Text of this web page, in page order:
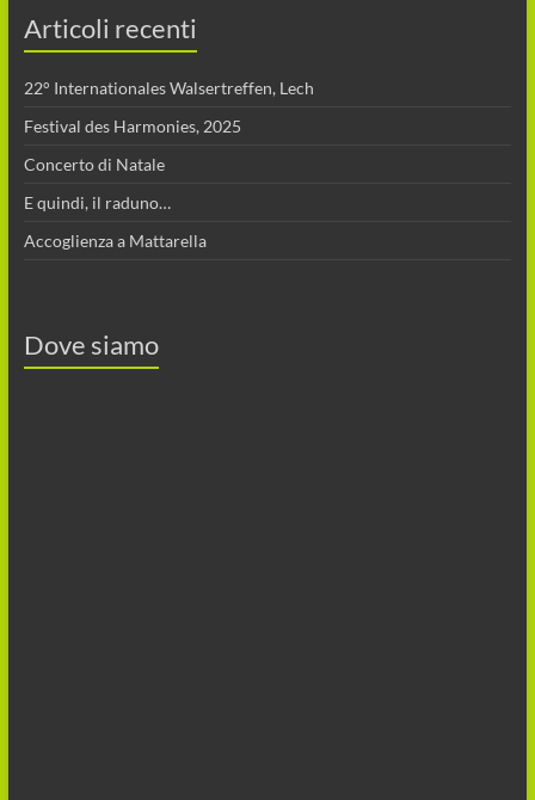
Articoli recenti
22° Internationales Walsertreffen, Lech
Festival des Harmonies, 2025
Concerto di Natale
E quindi, il raduno…
Accoglienza a Mattarella
Dove siamo